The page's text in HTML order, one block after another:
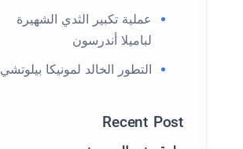
عملية تكبير الثدي الشهيرة
لباميلا أندرسون
التطور الخالد لمونيكا بيلوتشي
Recent Post